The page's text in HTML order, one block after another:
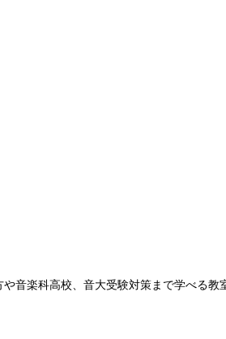
音楽科高校、音大受験対策まで学べる教